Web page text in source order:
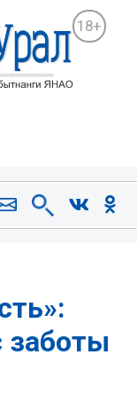
18+
заботы